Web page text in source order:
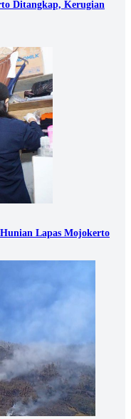
Ditangkap, Kerugian
Lapas Mojokerto